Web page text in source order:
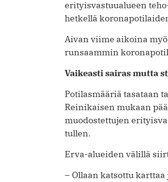
erityisvastuualueen
hetkellä
Aivan viime aikoina
runsaammin
Vaikeasti sairas mutta
Potilasmääriä tasataan
Reinikaisen mukaan
muodostettujen
tullen.
Erva-alueiden välillä
– Ollaan katsottu